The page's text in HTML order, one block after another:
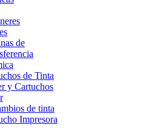
de
de Tinta
y Cartuchos
de tinta
Impresora